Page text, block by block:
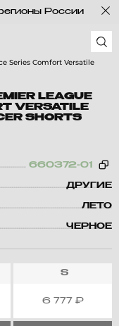
России
LEAGUE
VERSATILE
SHORTS
660372-01
ДРУГИЕ
ЛЕТО
ЧЕРНОЕ
S
6 777 ₽